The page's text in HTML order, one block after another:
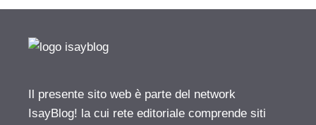
Il presente sito web è parte del network
IsayBlog! la cui rete editoriale comprende siti